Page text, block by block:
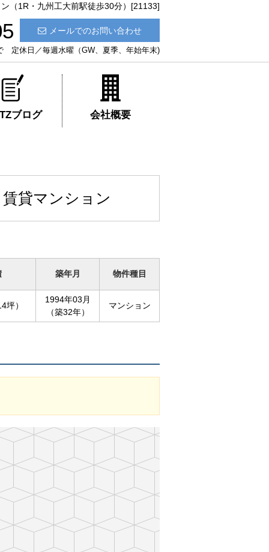
（1R・九州工大前駅徒歩30分）[21133]
メールでのお問い合わせ
定休日／毎週水曜（GW、夏季、年始年末)
ブログ 会社概要
貸マンション
築年月 物件種目
坪）
1994年03月
（築32年）
マンション